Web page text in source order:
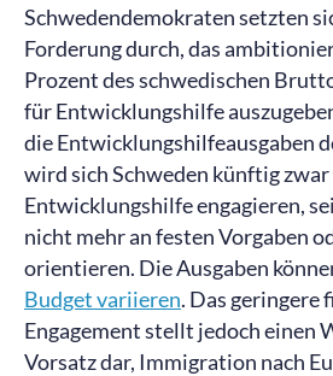
Schwedendemokraten setzten
Forderung durch, das
Prozent des schwedischen
für Entwicklungshilfe
die Entwicklungshilfeausgaben
wird sich Schweden künftig
Entwicklungshilfe engagieren,
nicht mehr an festen Vorgaben
orientieren. Die Ausgaben
Budget variieren. Das geringere
Engagement stellt jedoch einen
Vorsatz dar, Immigration nach